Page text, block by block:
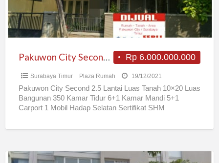
Rp 6.000.000.000
Pakuwon City Second 2.5 Lantai
Surabaya Timur Plaza Rumah 19/12/2021
Pakuwon City Second 2.5 Lantai Luas Tanah 10×20 Luas
Bangunan 350 Kamar Tidur 6+1 Kamar Mandi 5+1
Carport 1 Mobil Hadap Selatan Sertifikat SHM
Pakuwon